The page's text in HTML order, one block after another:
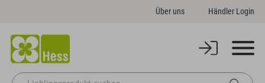
Über uns Händler Login